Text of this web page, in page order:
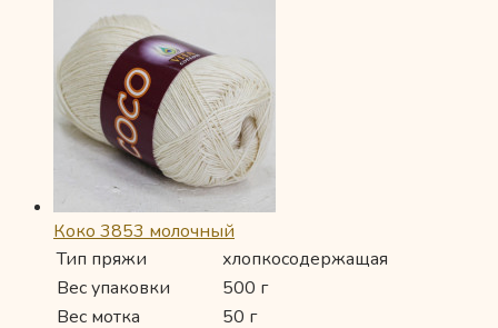
Коко 3853 молочный
Тип пряжи
хлопкосодержащая
Вес упаковки
500 г
Вес мотка
50 г